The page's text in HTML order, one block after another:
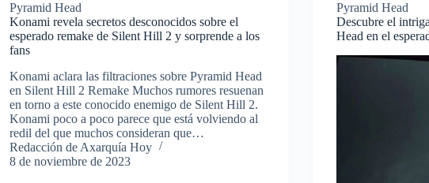
Pyramid Head
Konami revela secretos desconocidos sobre el
esperado remake de Silent Hill 2 y sorprende a los
fans
Konami aclara las filtraciones sobre Pyramid Head
en Silent Hill 2 Remake Muchos rumores resuenan
en torno a este conocido enemigo de Silent Hill 2.
Konami poco a poco parece que está volviendo al
redil del que muchos consideran que…
Redacción de Axarquía Hoy
8 de noviembre de 2023
Pyramid Head
Descubre el
Head en el